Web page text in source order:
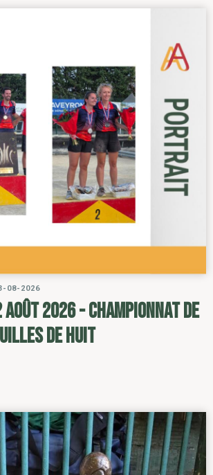
08-2026
2026 - Championnat de
de Huit